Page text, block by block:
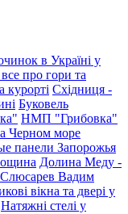
в Україні у
про гори та
курорті Східниця -
Буковель
НМП "Грибовка"
Черном море
панели Запорожья
Долина Меду -
Слюсарев Вадим
вікна та двері у
Натяжні стелі у